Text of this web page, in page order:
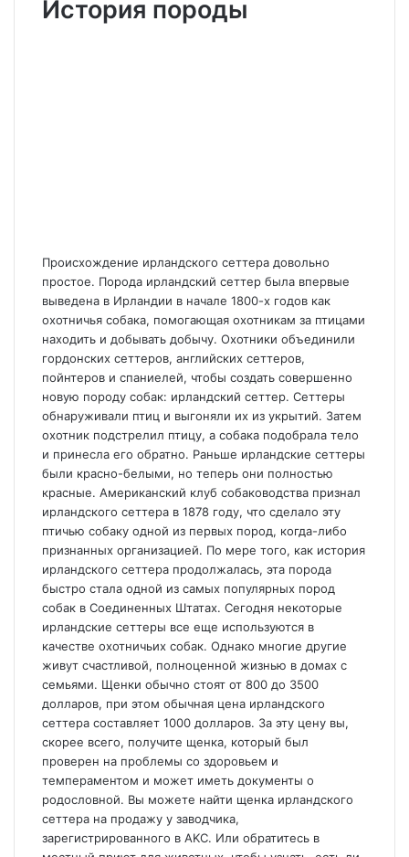
История породы
Происхождение ирландского сеттера довольно
простое. Порода ирландский сеттер была впервые
выведена в Ирландии в начале 1800-х годов как
охотничья собака, помогающая охотникам за птицами
находить и добывать добычу. Охотники объединили
гордонских сеттеров, английских сеттеров,
пойнтеров и спаниелей, чтобы создать совершенно
новую породу собак: ирландский сеттер. Сеттеры
обнаруживали птиц и выгоняли их из укрытий. Затем
охотник подстрелил птицу, а собака подобрала тело
и принесла его обратно. Раньше ирландские сеттеры
были красно-белыми, но теперь они полностью
красные. Американский клуб собаководства признал
ирландского сеттера в 1878 году, что сделало эту
птичью собаку одной из первых пород, когда-либо
признанных организацией. По мере того, как история
ирландского сеттера продолжалась, эта порода
быстро стала одной из самых популярных пород
собак в Соединенных Штатах. Сегодня некоторые
ирландские сеттеры все еще используются в
качестве охотничьих собак. Однако многие другие
живут счастливой, полноценной жизнью в домах с
семьями. Щенки обычно стоят от 800 до 3500
долларов, при этом обычная цена ирландского
сеттера составляет 1000 долларов. За эту цену вы,
скорее всего, получите щенка, который был
проверен на проблемы со здоровьем и
темпераментом и может иметь документы о
родословной. Вы можете найти щенка ирландского
сеттера на продажу у заводчика,
зарегистрированного в AKC. Или обратитесь в